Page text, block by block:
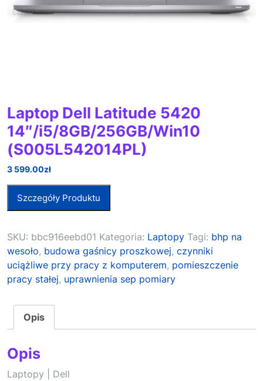
Laptop Dell Latitude 5420
14″/i5/8GB/256GB/Win10
(S005L542014PL)
3 599.00zł
Szczegóły Produktu
SKU: bbc916eebd01 Kategoria: Laptopy Tagi: bhp na
wesoło, budowa gaśnicy proszkowej, czynniki
uciążliwe przy pracy z komputerem, pomieszczenie
pracy stałej, uprawnienia sep pomiary
Opis
Opis
Laptopy | Dell